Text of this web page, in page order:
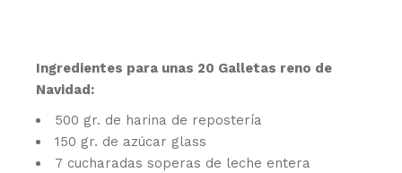
Ingredientes para unas 20 Galletas reno de
Navidad:
500 gr. de harina de repostería
150 gr. de azúcar glass
7 cucharadas soperas de leche entera